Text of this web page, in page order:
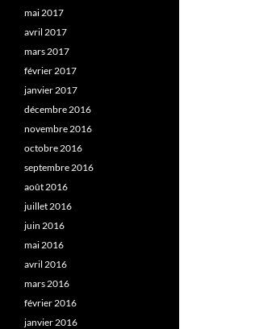
mai 2017
avril 2017
mars 2017
février 2017
janvier 2017
décembre 2016
novembre 2016
octobre 2016
septembre 2016
août 2016
juillet 2016
juin 2016
mai 2016
avril 2016
mars 2016
février 2016
janvier 2016